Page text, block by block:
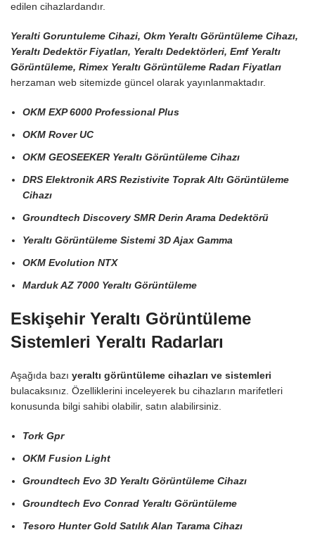
edilen cihazlardandır.
Yeralti Goruntuleme Cihazi, Okm Yeraltı Görüntüleme Cihazı,
Yeraltı Dedektör Fiyatları, Yeraltı Dedektörleri, Emf Yeraltı
Görüntüleme, Rimex Yeraltı Görüntüleme Radarı Fiyatları
herzaman web sitemizde güncel olarak yayınlanmaktadır.
OKM EXP 6000 Professional Plus
OKM Rover UC
OKM GEOSEEKER Yeraltı Görüntüleme Cihazı
DRS Elektronik ARS Rezistivite Toprak Altı Görüntüleme
Cihazı
Groundtech Discovery SMR Derin Arama Dedektörü
Yeraltı Görüntüleme Sistemi 3D Ajax Gamma
OKM Evolution NTX
Marduk AZ 7000 Yeraltı Görüntüleme
Eskişehir Yeraltı Görüntüleme
Sistemleri Yeraltı Radarları
Aşağıda bazı yeraltı görüntüleme cihazları ve sistemleri
bulacaksınız. Özelliklerini inceleyerek bu cihazların marifetleri
konusunda bilgi sahibi olabilir, satın alabilirsiniz.
Tork Gpr
OKM Fusion Light
Groundtech Evo 3D Yeraltı Görüntüleme Cihazı
Groundtech Evo Conrad Yeraltı Görüntüleme
Tesoro Hunter Gold Satılık Alan Tarama Cihazı